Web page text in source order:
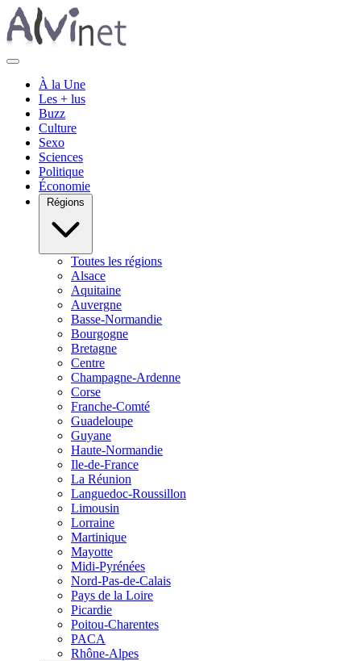
À la Une
Les + lus
Buzz
Culture
Sexo
Sciences
Politique
Économie
Régions
Toutes les régions
Alsace
Aquitaine
Auvergne
Basse-Normandie
Bourgogne
Bretagne
Centre
Champagne-Ardenne
Corse
Franche-Comté
Guadeloupe
Guyane
Haute-Normandie
Ile-de-France
La Réunion
Languedoc-Roussillon
Limousin
Lorraine
Martinique
Mayotte
Midi-Pyrénées
Nord-Pas-de-Calais
Pays de la Loire
Picardie
Poitou-Charentes
PACA
Rhône-Alpes